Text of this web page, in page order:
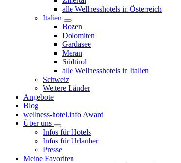
alle Wellnesshotels in Österreich
Italien
Bozen
Dolomiten
Gardasee
Meran
Südtirol
alle Wellnesshotels in Italien
Schweiz
Weitere Länder
Angebote
Blog
wellness-hotel.info Award
Über uns
Infos für Hotels
Infos für Urlauber
Presse
Meine Favoriten